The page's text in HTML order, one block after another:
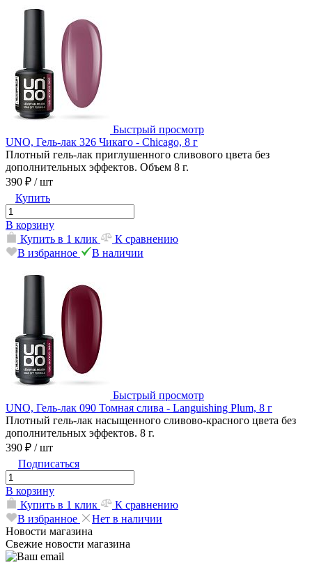
Быстрый просмотр
UNO, Гель-лак 326 Чикаго - Chicago, 8 г
Плотный гель-лак приглушенного сливового цвета без
дополнительных эффектов. Объем 8 г.
390 ₽ / шт
Купить
В корзину
Купить в 1 клик
К сравнению
В избранное
В наличии
Быстрый просмотр
UNO, Гель-лак 090 Томная слива - Languishing Plum, 8 г
Плотный гель-лак насыщенного сливово-красного цвета без
дополнительных эффектов. 8 г.
390 ₽ / шт
Подписаться
В корзину
Купить в 1 клик
К сравнению
В избранное
Нет в наличии
Новости магазина
Свежие новости магазина